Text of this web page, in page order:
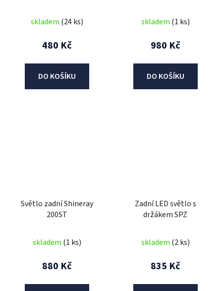
skladem (24 ks)
480 Kč
DO KOŠÍKU
skladem (1 ks)
980 Kč
DO KOŠÍKU
Světlo zadní Shineray
200ST
skladem (1 ks)
880 Kč
Zadní LED světlo s
držákem SPZ
skladem (2 ks)
835 Kč